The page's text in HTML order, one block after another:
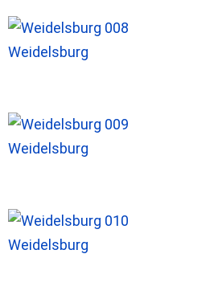
Weidelsburg
Weidelsburg
Weidelsburg